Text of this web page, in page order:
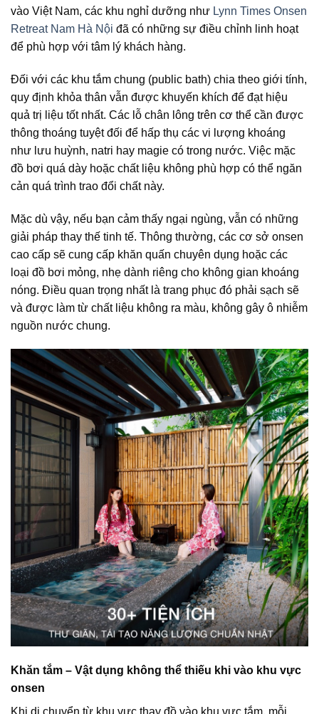
vào Việt Nam, các khu nghỉ dưỡng như Lynn Times Onsen
Retreat Nam Hà Nội đã có những sự điều chỉnh linh hoạt
để phù hợp với tâm lý khách hàng.
Đối với các khu tắm chung (public bath) chia theo giới tính,
quy định khỏa thân vẫn được khuyến khích để đạt hiệu
quả trị liệu tốt nhất. Các lỗ chân lông trên cơ thể cần được
thông thoáng tuyệt đối để hấp thụ các vi lượng khoáng
như lưu huỳnh, natri hay magie có trong nước. Việc mặc
đồ bơi quá dày hoặc chất liệu không phù hợp có thể ngăn
cản quá trình trao đổi chất này.
Mặc dù vậy, nếu bạn cảm thấy ngại ngùng, vẫn có những
giải pháp thay thế tinh tế. Thông thường, các cơ sở onsen
cao cấp sẽ cung cấp khăn quấn chuyên dụng hoặc các
loại đồ bơi mỏng, nhẹ dành riêng cho không gian khoáng
nóng. Điều quan trọng nhất là trang phục đó phải sạch sẽ
và được làm từ chất liệu không ra màu, không gây ô nhiễm
nguồn nước chung.
Khăn tắm – Vật dụng không thể thiếu khi vào khu vực
onsen
Khi di chuyển từ khu vực thay đồ vào khu vực tắm, mỗi